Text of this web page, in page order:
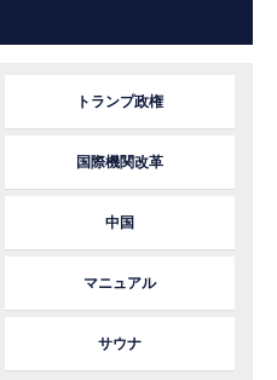
トランプ政権
国際機関改革
中国
マニュアル
サウナ